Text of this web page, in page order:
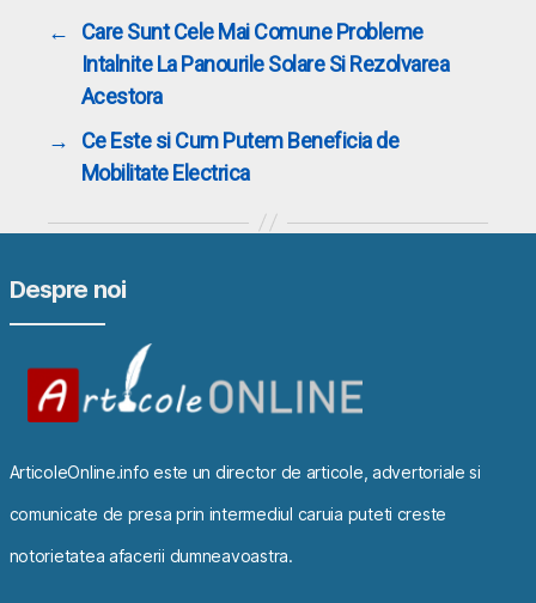
←
Care Sunt Cele Mai Comune Probleme
Intalnite La Panourile Solare Si Rezolvarea
Acestora
→
Ce Este si Cum Putem Beneficia de
Mobilitate Electrica
Despre noi
ArticoleOnline.info este un director de articole, advertoriale si
comunicate de presa prin intermediul caruia puteti creste
notorietatea afacerii dumneavoastra.